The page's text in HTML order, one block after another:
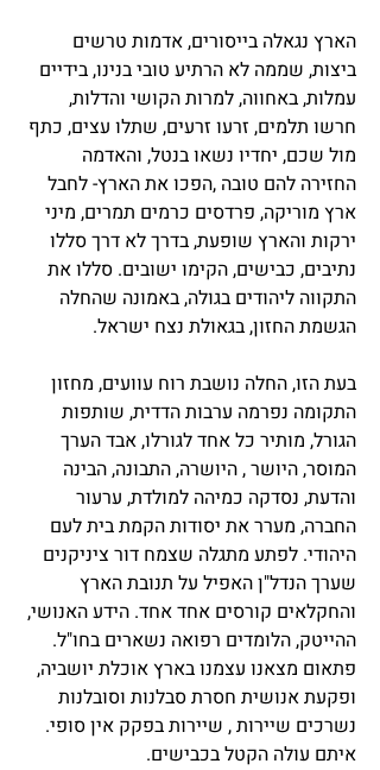
הארץ נגאלה בייסורים, אדמות טרשים
ביצות, שממה לא הרתיע טובי בנינו, בידיים
עמלות, באחווה, למרות הקושי והדלות,
חרשו תלמים, זרעו זרעים, שתלו עצים, כתף
מול שכם, יחדיו נשאו בנטל, והאדמה
החזירה להם טובה ,הפכו את הארץ- לחבל
ארץ מוריקה, פרדסים כרמים תמרים, מיני
ירקות והארץ שופעת, בדרך לא דרך סללו
נתיבים, כבישים, הקימו ישובים. סללו את
התקווה ליהודים בגולה, באמונה שהחלה
הגשמת החזון, בגאולת נצח ישראל.
בעת הזו, החלה נושבת רוח עוועים, מחזון
התקומה נפרמה ערבות הדדית, שותפות
הגורל, מותיר כל אחד לגורלו, אבד הערך
המוסר, היושר , היושרה, התבונה, הבינה
והדעת, נסדקה כמיהה למולדת, ערעור
החברה, מערר את יסודות הקמת בית לעם
היהודי. לפתע מתגלה שצמח דור ציניקנים
שערך הנדל"ן האפיל על תנובת הארץ
והחקלאים קורסים אחד אחד. הידע האנושי,
ההייטק, הלומדים רפואה נשארים בחו"ל.
פתאום מצאנו עצמנו בארץ אוכלת יושביה,
ופקעת אנושית חסרת סבלנות וסובלנות
נשרכים שיירות , שיירות בפקק אין סופי.
איתם עולה הקטל בכבישים.